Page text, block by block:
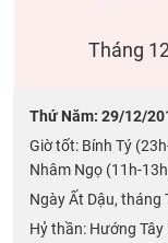
Tháng
Thứ Năm: 29/12/
Giờ tốt: Bính Tý
Nhâm Ngọ (11h-
Ngày Ất Dậu, tháng
Hỷ thần: Hướng